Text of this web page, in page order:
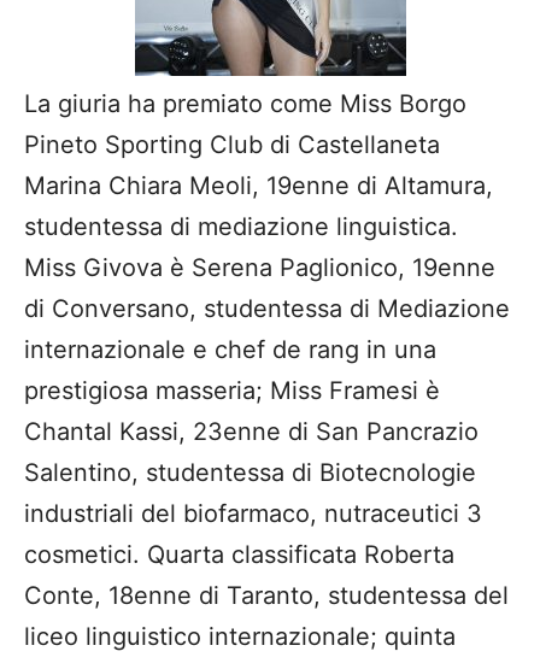
La giuria ha premiato come Miss Borgo
Pineto Sporting Club di Castellaneta
Marina Chiara Meoli, 19enne di Altamura,
studentessa di mediazione linguistica.
Miss Givova è Serena Paglionico, 19enne
di Conversano, studentessa di Mediazione
internazionale e chef de rang in una
prestigiosa masseria; Miss Framesi è
Chantal Kassi, 23enne di San Pancrazio
Salentino, studentessa di Biotecnologie
industriali del biofarmaco, nutraceutici 3
cosmetici. Quarta classificata Roberta
Conte, 18enne di Taranto, studentessa del
liceo linguistico internazionale; quinta